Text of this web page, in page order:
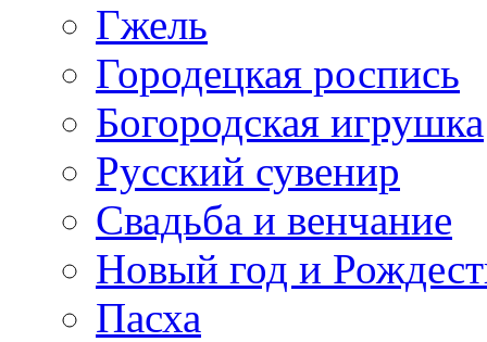
Гжель
Городецкая роспись
Богородская игрушка
Русский сувенир
Свадьба и венчание
Новый год и
Пасха